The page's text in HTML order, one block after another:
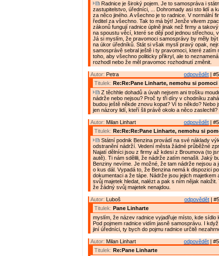
Radnice je široký pojem. Je to samospráva i
zastupitelstvo, úředníci, ... Dohromady asi sto lidí a
za něco jiného. A všechno je to radnice. V normální
ředitel za všechno. Tak to má být! Jenže vlivem
zákonů fungují radnice úplně jinak než firmy a
na spoustu věcí, které se dějí pod jednou střechou,
Já si myslím, že pravomoci samosprávy by měly
na úkor úředníků. Stát si však myslí pravý opak,
samosprávě sebral ještě i ty pravomoci, které zatím
toho, aby všechno politicky přikryl, ale to
rozhodl nebo že měl pravomoc rozhodnutí změnit.
odpovědět |
Autor: Petra
Titulek: Re:Re:Pane Linharte, nemohu si pomoci
Z těchhle dohadů a úvah nejsem ani trošku
nádrže nebo nejsou? Proč ty tři díry v chodníku
budou ještě někde znovu kopat? Ví to někdo? Nebo
jen názory lidí, kteří šli právě okolo a něco zaslechli?
odpovědět |
Autor: Milan Linhart
Titulek: Re:Re:Re:Pane Linharte, nemohu si
Státní podnik Benzina provádí na své náklady
odstranění nádrží. Vedení města žádné průběžné
Najatí dělníci jsou z firmy až kdesi z Broumova (to
autě). Ti nám sdělili, že nádrže zatím nenašli. Jaký
Benziny nevíme. Je možné, že tam nádrže nejsou a
o kus dál. Vypadá to, že Benzina nemá k dispozici
dokumentaci a že tápe. Nádrže jsou jejich majetkem
svůj majetek hledat, nalézt a pak s ním nějak naložit.
že žádný svůj majetek nenajdou.
odpovědět |
Autor: Luboš
Titulek: Pane Linharte
myslím, že název radnice vyjadřuje místo, kde sídlo
Pod pojmem radnice vidím jasně samosprávu. I
jiní úředníci, ty bych do pojmu radnice určitě
odpovědět |
Autor: Milan Linhart
Titulek: Re:Pane Linharte